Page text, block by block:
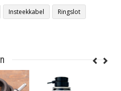
Insteekkabel Ringslot